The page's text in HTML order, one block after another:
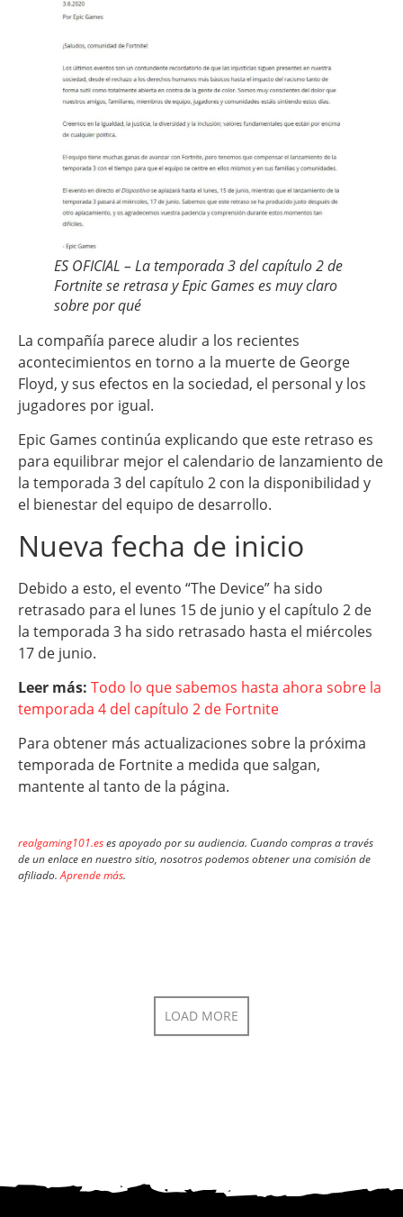
ES OFICIAL – La temporada 3 del capítulo 2 de
Fortnite se retrasa y Epic Games es muy claro
sobre por qué
La compañía parece aludir a los recientes
acontecimientos en torno a la muerte de George
Floyd, y sus efectos en la sociedad, el personal y los
jugadores por igual.
Epic Games continúa explicando que este retraso es
para equilibrar mejor el calendario de lanzamiento de
la temporada 3 del capítulo 2 con la disponibilidad y
el bienestar del equipo de desarrollo.
Nueva fecha de inicio
Debido a esto, el evento “The Device” ha sido
retrasado para el lunes 15 de junio y el capítulo 2 de
la temporada 3 ha sido retrasado hasta el miércoles
17 de junio.
Leer más: Todo lo que sabemos hasta ahora sobre la
temporada 4 del capítulo 2 de Fortnite
Para obtener más actualizaciones sobre la próxima
temporada de Fortnite a medida que salgan,
mantente al tanto de la página.
realgaming101.eses apoyado por su audiencia. Cuando compras a través
de un enlace en nuestro sitio, nosotros podemos obtener una comisión de
afiliado.Aprende más.
LOAD MORE